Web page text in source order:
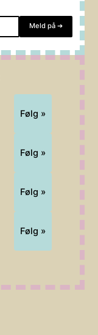
Meld på ➔
Følg »
Følg »
Følg »
Følg »